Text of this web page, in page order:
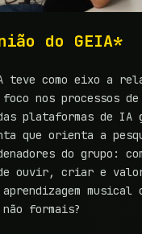
do GEIA*
teve como eixo a
nos processos
plataformas de
que orienta a
do grupo:
de ouvir, criar e
musical
formais?